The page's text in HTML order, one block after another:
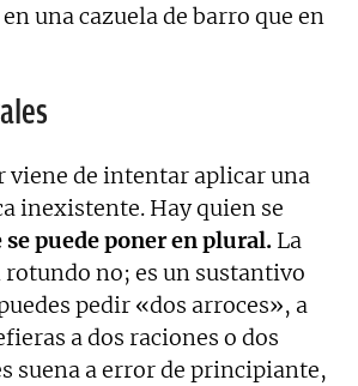
una cazuela de barro que en
viene de intentar aplicar una
inexistente. Hay quien se
se puede poner en plural. La
rotundo no; es un sustantivo
pedir «dos arroces», a
a dos raciones o dos
suena a error de principiante,